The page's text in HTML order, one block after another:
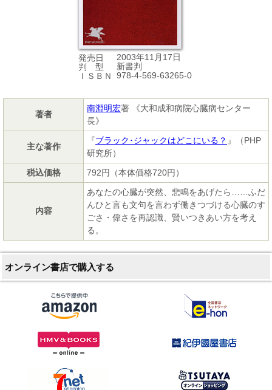
発売日
2003年11月17日
判 型
新書判
ＩＳＢＮ
978-4-569-63265-0
著者
南淵明宏著 《大和成和病院心臓病センター
長》
主な著作
『ブラック･ジャックはどこにいる？ 』（PHP
研究所）
税込価格
792円（本体価格720円）
内容
あなたの心臓が突然、悲鳴をあげたら……ふだ
んひと言も文句を言わず働きつづける心臓のす
ごさ・偉さを再認識、賢いつきあい方を考え
る。
オンライン書店で購入する